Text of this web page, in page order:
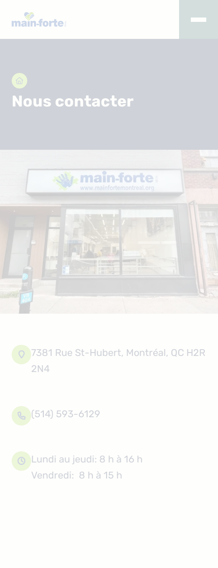

Nous contacter

7381 Rue St-Hubert, Montréal, QC H2R
2N4
 (514) 593-6129

Lundi au jeudi: 8 h à 16 h
Vendredi: 8 h à 15 h